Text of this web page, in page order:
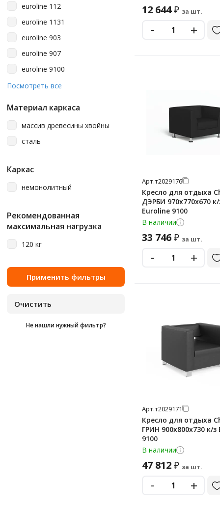
euroline 112
euroline 1131
euroline 903
euroline 907
euroline 9100
euroline 960
formula 697
Посмотреть все
Материал каркаса
массив древесины хвойны
сталь
Каркас
немонолитный
Рекомендованная
максимальная нагрузка
120 кг
Не нашли нужный фильтр?
12 644₽ за шт.
- +
Арт.т2029176
Кресло для отдыха
ДЭРБИ 970х770х670 к/з
Euroline 9100
В наличии
33 746₽ за шт.
- +
Арт.т2029171
Кресло для отдыха
ГРИН 900х800х730 к/з
9100
В наличии
47 812₽ за шт.
- +